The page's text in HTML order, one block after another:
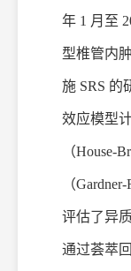
年 1 月至
型椎管内
施 SRS 的
效应模型
（House-
（
评估了异
通过荟萃